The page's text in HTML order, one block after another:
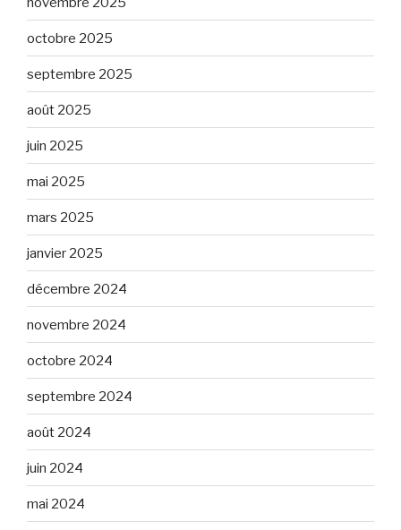
octobre 2025
septembre 2025
août 2025
juin 2025
mai 2025
mars 2025
janvier 2025
décembre 2024
novembre 2024
octobre 2024
septembre 2024
août 2024
juin 2024
mai 2024